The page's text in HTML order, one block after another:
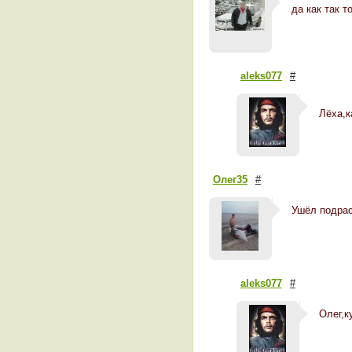
да как так
aleks077 #
Олег35 #
Ушёл
aleks077 #